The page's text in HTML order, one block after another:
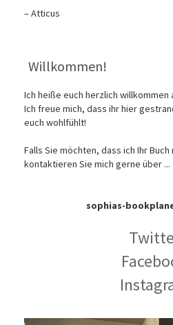
– Atticus
Willkommen!
Ich heiße euch herzlich willkommen
Ich freue mich, dass ihr hier
euch wohlfühlt!
Falls Sie möchten, dass ich Ihr
kontaktieren Sie mich gerne über ...
sophias-